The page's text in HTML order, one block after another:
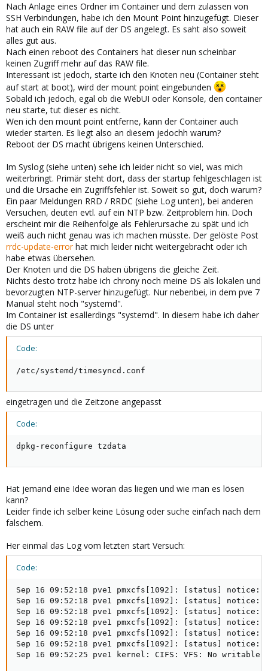
Nach Anlage eines Ordner im Container und dem zulassen von
SSH Verbindungen, habe ich den Mount Point hinzugefügt. Dieser
hat auch ein RAW file auf der DS angelegt. Es saht also soweit
alles gut aus.
Nach einen reboot des Containers hat dieser nun scheinbar
keinen Zugriff mehr auf das RAW file.
Interessant ist jedoch, starte ich den Knoten neu (Container steht
auf start at boot), wird der mount point eingebunden
Sobald ich jedoch, egal ob die WebUI oder Konsole, den container
neu starte, tut dieser es nicht.
Wen ich den mount point entferne, kann der Container auch
wieder starten. Es liegt also an diesem jedochh warum?
Reboot der DS macht übrigens keinen Unterschied.
Im Syslog (siehe unten) sehe ich leider nicht so viel, was mich
weiterbringt. Primär steht dort, dass der startup fehlgeschlagen ist
und die Ursache ein Zugriffsfehler ist. Soweit so gut, doch warum?
Ein paar Meldungen RRD / RRDC (siehe Log unten), bei anderen
Versuchen, deuten evtl. auf ein NTP bzw. Zeitproblem hin. Doch
erscheint mir die Reihenfolge als Fehlerursache zu spät und ich
weiß auch nicht genau was ich machen müsste. Der gelöste Post
rrdc-update-errorhat mich leider nicht weitergebracht oder ich
habe etwas übersehen.
Der Knoten und die DS haben übrigens die gleiche Zeit.
Nichts desto trotz habe ich chrony noch meine DS als lokalen und
bevorzugten NTP-server hinzugefügt. Nur nebenbei, in dem pve 7
Manual steht noch "systemd".
Im Container ist esallerdings "systemd". In diesem habe ich daher
die DS unter
Code:
/etc/systemd/timesyncd.conf
eingetragen und die Zeitzone angepasst
Code:
dpkg-reconfigure tzdata
Hat jemand eine Idee woran das liegen und wie man es lösen
kann?
Leider finde ich selber keine Lösung oder suche einfach nach dem
falschem.
Her einmal das Log vom letzten start Versuch:
Code:
Sep 16 09:52:18 pve1 pmxcfs[1092]: [status] notice:
Sep 16 09:52:18 pve1 pmxcfs[1092]: [status] notice:
Sep 16 09:52:18 pve1 pmxcfs[1092]: [status]
Sep 16 09:52:18 pve1 pmxcfs[1092]: [status] notice:
Sep 16 09:52:18 pve1 pmxcfs[1092]: [status]
Sep 16 09:52:18 pve1 pmxcfs[1092]: [status] notice:
Sep 16 09:52:25 pve1 kernel: CIFS: VFS: No